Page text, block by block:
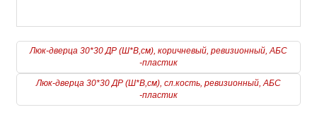
Люк-дверца 30*30 ДР (Ш*В,см), коричневый, ревизионный, АБС
-пластик
Люк-дверца 30*30 ДР (Ш*В,см), сл.кость, ревизионный, АБС
-пластик